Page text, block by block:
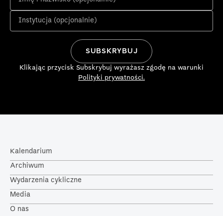
Klikając przycisk Subskrybuj wyrażasz zgodę na warunki
Polityki prywatności.
Kalendarium
Archiwum
Wydarzenia cykliczne
Media
O nas